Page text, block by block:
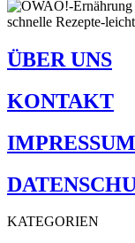
ÜBER UNS
KONTAKT
IMPRESSUM
KATEGORIEN